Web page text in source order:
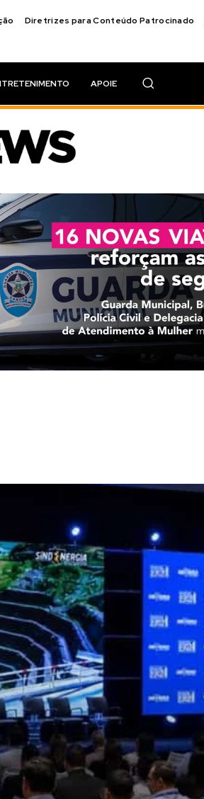
Diretrizes para Conteúdo Patrocinado
APOIE